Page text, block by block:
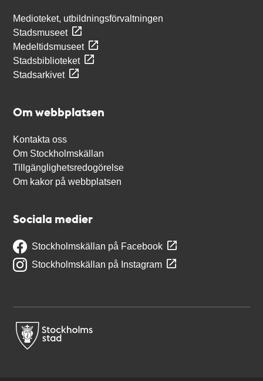
Medioteket, utbildningsförvaltningen
Stadsmuseet
Medeltidsmuseet
Stadsbiblioteket
Stadsarkivet
Om webbplatsen
Kontakta oss
Om Stockholmskällan
Tillgänglighetsredogörelse
Om kakor på webbplatsen
Sociala medier
Stockholmskällan på Facebook
Stockholmskällan på Instagram